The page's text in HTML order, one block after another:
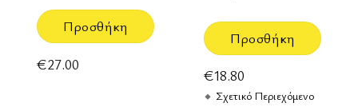
Προσθήκη
€27.00
Προσθήκη
€18.80
Σχετικό Περιεχόμενο